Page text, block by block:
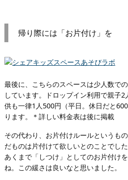
帰り際には「お片付け」を
最後に、こちらのスペースは少人数で
しています。ドロップイン利用で親子
供も一律1人500円（平日。休日だと
ります。＊詳しい料金表は後に掲載
その代わり、お片付けルールというも
だものは片付けて欲しいとのことでし
あくまで「しつけ」としてのお片付け
ね。この緩さは良いなと思いました。